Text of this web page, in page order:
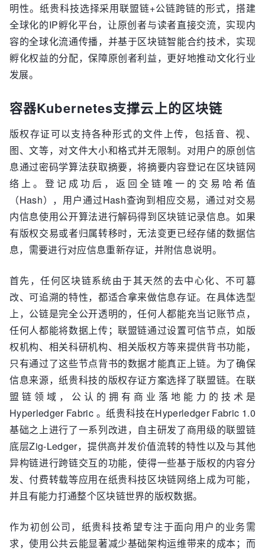
明性。纸贵科技选择采用联盟链+公链跨链的形式，搭建
全球化的IP孵化平台，让原创者与读者直接交流，实现内
容的全球化流通传播，并基于区块链智能合约技术，实现
孵化权益的分配，保障原创者利益，更好地推动文化行业
发展。
容器Kubernetes支撑云上的区块链
版权存证可以支持各种形式的文件上传，包括音、视、
图、文等，对文件大小和格式并无限制。对用户的原创信
息通过密码学算法获取摘要，将摘要内容登记在区块链网
络上。登记成功后，返回全链唯一的交易哈希值
（Hash），用户通过Hash查询到相应交易，通过对交易
内信息使用公开算法进行解码得到区块链记录信息。如果
有版权交易或者归属转移时，无法变更已经存储的数据信
息，需要进行对应信息重新存证，并附信息说明。
首先，任何区块链系统由于其天然的去中心化、不可篡
改、可追溯的特性，都适合拿来做信息存证。在具体选型
上，公链是完全公开透明的，任何人都能充当记账节点，
任何人都能将数据上传；联盟链通过设置可信节点，如版
权机构、相关科研机构、相关版权方等来提供背书功能，
只有通过了这些节点背书的数据才能真正上链。为了确保
信息来源，纸贵科技的版权存证方案选择了联盟链。在联
盟链领域，公认的拥有商业落地能力的技术是
Hyperledger Fabric 。纸贵科技在Hyperledger Fabric 1.0
基础之上进行了一系列改进，自主研发了商用级的联盟链
底层Zig-Ledger，提供高并发价值流转的特性以及与其他
异构链进行跨链交互的功能，使得一些基于版权的内容分
发、付费转载等应用在纸贵科技区块链网络上成为可能，
并且有能力打通整个区块链世界的版权数据。
作为初创公司，纸贵科技希望专注于面向用户的业务需
求，使用公共云能显著减少基础架构运维带来的成本；而